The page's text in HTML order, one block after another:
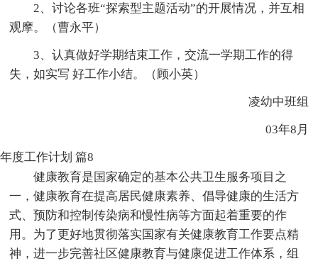
2、讨论各班“探索型主题活动”的开展情况，并互相
观摩。（曹永平）
3、认真做好学期结束工作，交流一学期工作的得
失，如实写 好工作小结。（顾小英）
凌幼中班组
03年8月
年度工作计划 篇8
健康教育是国家确定的基本公共卫生服务项目之
一，健康教育在提高居民健康素养、倡导健康的生活方
式、预防和控制传染病和慢性病等方面起着重要的作
用。为了更好地贯彻落实国家有关健康教育工作要点精
神，进一步完善社区健康教育与健康促进工作体系，组